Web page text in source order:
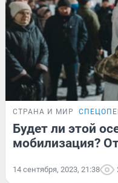
СТРАНА И МИР
Будет ли этой
мобилизация?
14 сентября, 2023, 21:38